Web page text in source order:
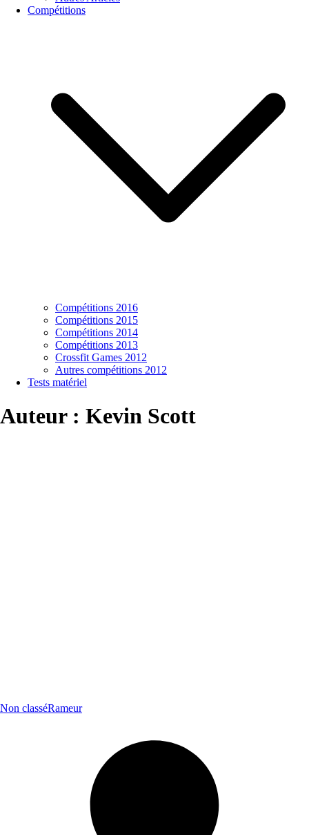
Compétitions
Compétitions 2016
Compétitions 2015
Compétitions 2014
Compétitions 2013
Crossfit Games 2012
Autres compétitions 2012
Tests matériel
Auteur : Kevin Scott
Non classéRameur